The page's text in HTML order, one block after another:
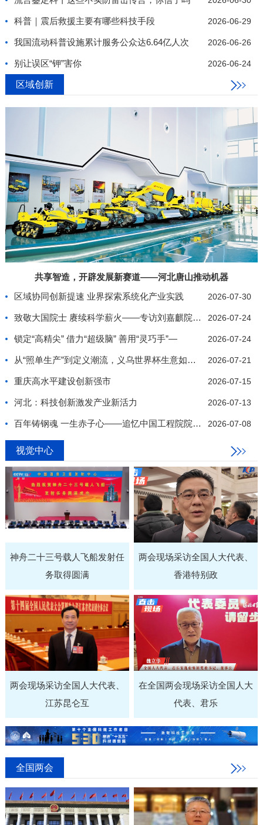
科普｜震后救援主要有哪些科技手段 2026-06-29
我国流动科普设施累计服务公众达6.64亿人次 2026-06-26
别让误区“钾”害你 2026-06-24
区域创新
共享智造，开辟发展新赛道——河北唐山推动机器
区域协同创新提速 业界探索系统化产业实践
2026-07-30
致敬大国院士 赓续科学薪火——专访刘嘉麒院士纪实 2026-07-24
锁定“高精尖” 借力“超级脑” 善用“灵巧手”— 2026-07-24
从“照单生产”到定义潮流，义乌世界杯生意如何推陈 2026-07-21
重庆高水平建设创新强市 2026-07-15
河北：科技创新激发产业新活力 2026-07-13
百年铸钢魂 一生赤子心——追忆中国工程院院士、我 2026-07-08
视觉中心
神舟二十三号载人飞船发射任
务取得圆满
两会现场采访全国人大代表、
香港特别政
两会现场采访全国人大代表、
江苏昆仑互
在全国两会现场采访全国人大
代表、君乐
全国两会